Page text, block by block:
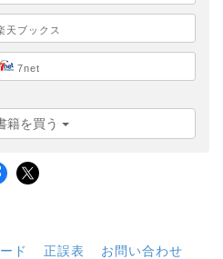
天ブックス
7net
籍を買う
ド 正誤表 お問い合わせ